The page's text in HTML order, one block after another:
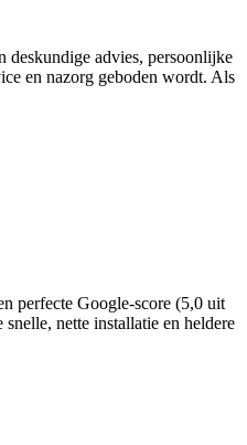
deskundige advies, persoonlijke
en nazorg geboden wordt. Als
perfecte Google-score (5,0 uit
nette installatie en heldere